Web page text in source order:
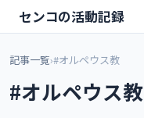
センコの活動記録
記事一覧›#オルペウス教
#オルペウス教